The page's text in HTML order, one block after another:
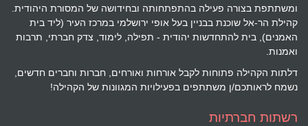
ומשתתפת בצורה פעילה בהתפתחותה ובחידושה של המסורת היהודית.
קהילת הר-אל שוכנת בבניין בעל אופי ירושלמי במרכז העיר (ליד בית
האמנים), בית להתחדשות יהודית - תפילה, לימוד, צדק חברתי, תרבות
ואמנות.
דלתות הקהילה פתוחות לקבל אורחות ואורחים, חברות וחברים חדשים,
נשמח לראותכם/ן משתתפים בפעילויות המגוונות של הקהילה!
רשתות חברתיות